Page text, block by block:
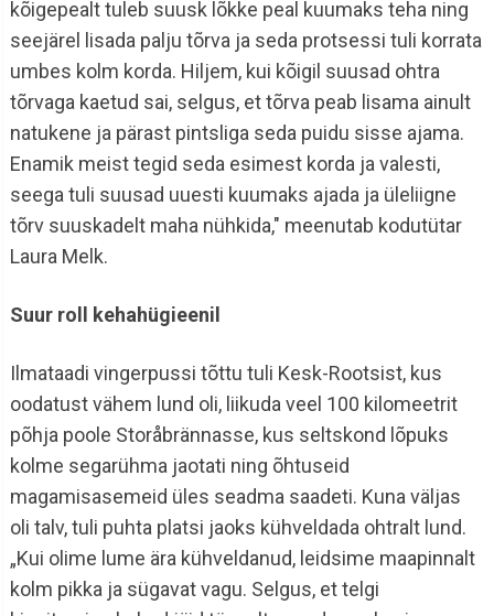
kõigepealt tuleb suusk lõkke peal kuumaks teha ning
seejärel lisada palju tõrva ja seda protsessi tuli korrata
umbes kolm korda. Hiljem, kui kõigil suusad ohtra
tõrvaga kaetud sai, selgus, et tõrva peab lisama ainult
natukene ja pärast pintsliga seda puidu sisse ajama.
Enamik meist tegid seda esimest korda ja valesti,
seega tuli suusad uuesti kuumaks ajada ja üleliigne
tõrv suuskadelt maha nühkida," meenutab kodutütar
Laura Melk.
Suur roll kehahügieenil
Ilmataadi vingerpussi tõttu tuli Kesk-Rootsist, kus
oodatust vähem lund oli, liikuda veel 100 kilomeetrit
põhja poole Storåbrännasse, kus seltskond lõpuks
kolme segarühma jaotati ning õhtuseid
magamisasemeid üles seadma saadeti. Kuna väljas
oli talv, tuli puhta platsi jaoks kühveldada ohtralt lund.
„Kui olime lume ära kühveldanud, leidsime maapinnalt
kolm pikka ja sügavat vagu. Selgus, et telgi